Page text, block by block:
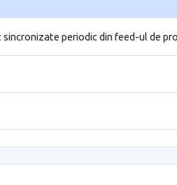
periodic din feed-ul de